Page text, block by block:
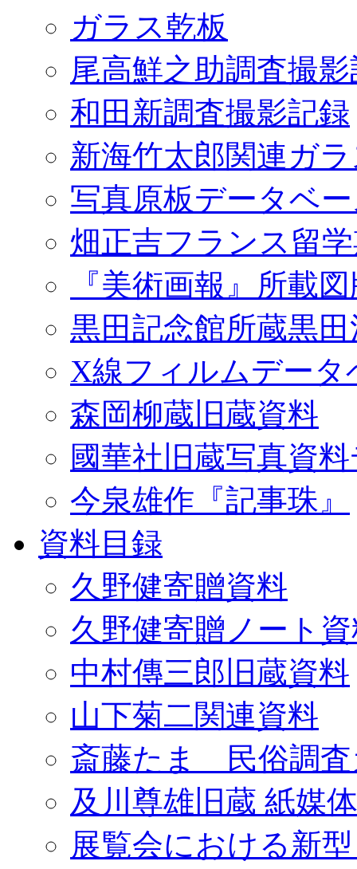
ガラス乾板
尾高鮮之助調査撮
和田新調査撮影記録
新海竹太郎関連ガ
写真原板データベ
畑正吉フランス留
『美術画報』所載
黒田記念館所蔵黒
X線フィルムデータ
森岡柳蔵旧蔵資料
國華社旧蔵写真資
今泉雄作『記事珠』
資料目録
久野健寄贈資料
久野健寄贈ノート
中村傳三郎旧蔵資料
山下菊二関連資料
斎藤たま 民俗調査
及川尊雄旧蔵 紙媒
展覧会における新